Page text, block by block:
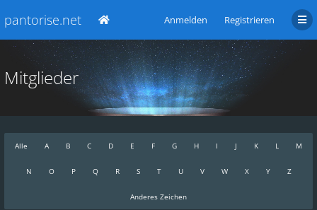
pantorise.net Anmelden Registrieren
Mitglieder
Alle A B C D E F G H I J K L M
N O P Q R S T U V W X Y Z
Anderes Zeichen